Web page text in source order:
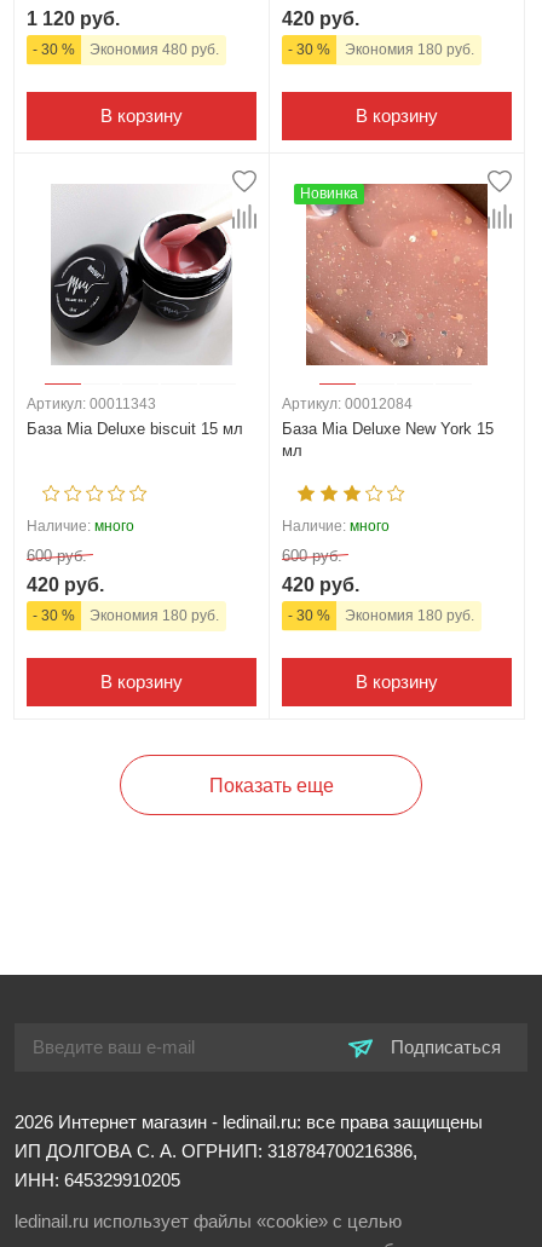
1 120 руб.
- 30 % Экономия 480 руб.
В корзину
420 руб.
- 30 % Экономия 180 руб.
В корзину
Артикул: 00011343
База Mia Deluxe biscuit 15 мл
Наличие: много
600 руб.
420 руб.
- 30 % Экономия 180 руб.
В корзину
Новинка
Артикул: 00012084
База Mia Deluxe New York 15
мл
Наличие: много
600 руб.
420 руб.
- 30 % Экономия 180 руб.
В корзину
Показать еще
Подписаться
2026 Интернет магазин - ledinail.ru: все права защищены
ИП ДОЛГОВА С. А. ОГРНИП: 318784700216386,
ИНН: 645329910205
ledinail.ru использует файлы «cookie» с целью